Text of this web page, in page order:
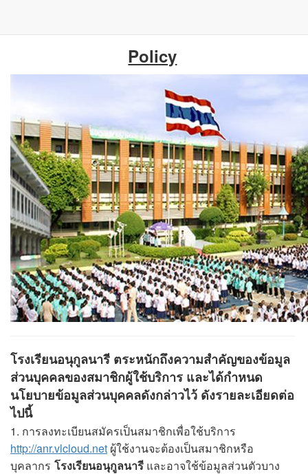
Policy
โรงเรียนอนุกูลนารี ตระหนักถึงความสำคัญของข้อมูล
ส่วนบุคคลของสมาชิกผู้ใช้บริการ และได้กำหนด
นโยบายข้อมูลส่วนบุคคลดังกล่าวไว้ ดังรายละเอียดต่อ
ไปนี้
1. การลงทะเบียนสมัครเป็นสมาชิกเพื่อใช้บริการ
http://anr.vlcloud.net ผู้ใช้งานจะต้องเป็นสมาชิกหรือ
บุคลากร โรงเรียนอนุกูลนารี และอาจใช้ข้อมูลส่วนตัวบาง